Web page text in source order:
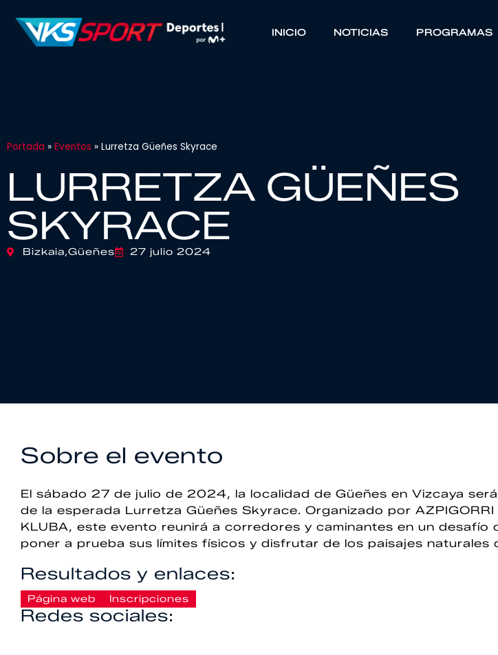
INICIO NOTICIAS PROGRAMAS
Portada » Eventos » Lurretza Güeñes Skyrace
LURRETZA GÜEÑES
SKYRACE
Bizkaia,Güeñes 27 julio 2024
Sobre el evento
El sábado 27 de julio de 2024, la localidad de Güeñes en Vizcaya
de la esperada Lurretza Güeñes Skyrace. Organizado por AZPIGORRI
KLUBA, este evento reunirá a corredores y caminantes en un desafío
poner a prueba sus límites físicos y disfrutar de los paisajes naturales
Resultados y enlaces:
Página web Inscripciones
Redes sociales: